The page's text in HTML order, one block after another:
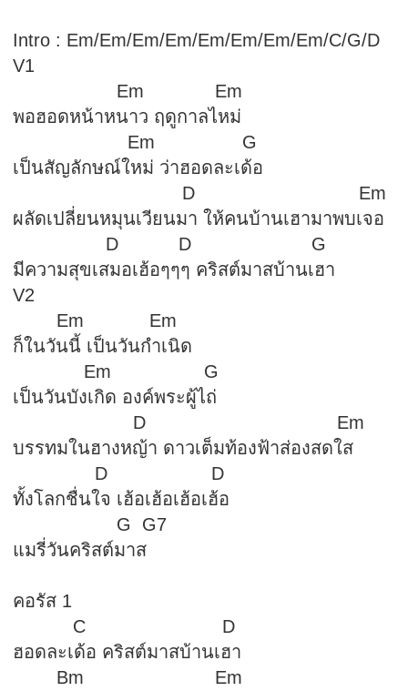
Intro : Em/Em/Em/Em/Em/Em/Em/Em/C/G/D
V1
Em Em
พอฮอดหน้าหนาว ฤดูกาลไหม่
Em G
เป็นสัญลักษณ์ใหม่ ว่าฮอดละเด้อ
D Em
ผลัดเปลี่ยนหมุนเวียนมา ให้คนบ้านเฮามาพบเจอ
D D G
มีความสุขเสมอเฮ้อๆๆๆ คริสต์มาสบ้านเฮา
V2
Em Em
ก็ในวันนี้ เป็นวันกำเนิด
Em G
เป็นวันบังเกิด องค์พระผู้ไถ่
D Em
บรรทมในฮางหญ้า ดาวเต็มท้องฟ้าส่องสดใส
D D
ทั้งโลกชื่นใจ เฮ้อเฮ้อเฮ้อเฮ้อ
G G7
แมรี่วันคริสต์มาส
คอรัส 1
C D
ฮอดละเด้อ คริสต์มาสบ้านเฮา
Bm Em